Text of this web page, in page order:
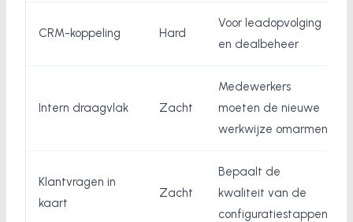
CRM-koppeling Hard
Voor leadopvolging
en dealbeheer
Intern draagvlak Zacht
Medewerkers
moeten de nieuwe
werkwijze omarmen
Klantvragen in
kaart
Zacht
Bepaalt de
kwaliteit van de
configuratiestappen